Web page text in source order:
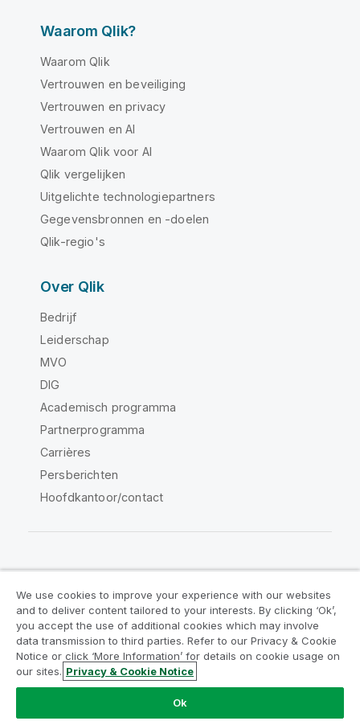
Waarom Qlik?
Waarom Qlik
Vertrouwen en beveiliging
Vertrouwen en privacy
Vertrouwen en AI
Waarom Qlik voor AI
Qlik vergelijken
Uitgelichte technologiepartners
Gegevensbronnen en -doelen
Qlik-regio's
Over Qlik
Bedrijf
Leiderschap
MVO
DIG
Academisch programma
Partnerprogramma
Carrières
Persberichten
Hoofdkantoor/contact
Juridische overeenkomsten
Productvoorwaarden
Legal Policies
Legal Policies
Gebruiksvoorwaarden
Handelsmerken
Do Not Share My Info
Copyright © 1993-2026 QlikTech International AB. Alle
We use cookies to improve your experience with our websites
and to deliver content tailored to your interests. By clicking ‘Ok’,
you accept the use of additional cookies which may involve
data transmission to third parties. Refer to our Privacy & Cookie
Notice or click ‘More Information’ for details on cookie usage on
our sites. Privacy & Cookie Notice
Ok